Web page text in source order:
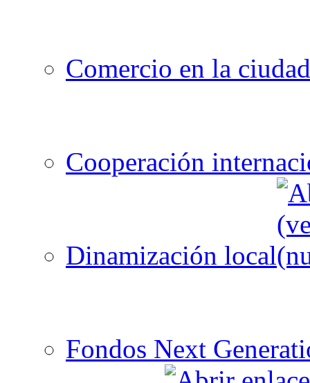
Comercio en la ciudad
Cooperación
Dinamización local
Fondos Next